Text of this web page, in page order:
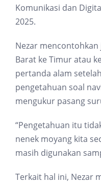
Komunikasi dan
2025.
Nezar
Barat ke Timur atau
pertanda alam
pengetahuan soal
mengukur pasang
“Pengetahuan itu
nenek moyang kita
masih digunakan
Terkait hal ini, Nezar